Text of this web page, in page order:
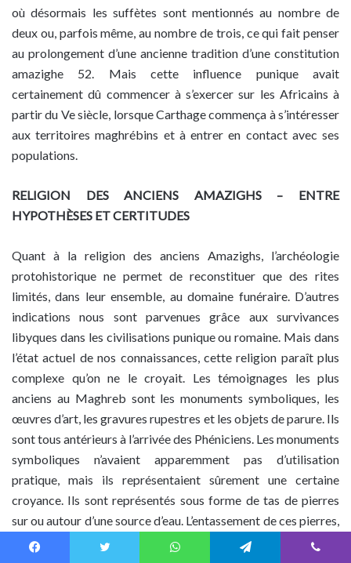
où désormais les suffètes sont mentionnés au nombre de
deux ou, parfois même, au nombre de trois, ce qui fait penser
au prolongement d’une ancienne tradition d’une constitution
amazighe 52. Mais cette influence punique avait
certainement dû commencer à s’exercer sur les Africains à
partir du Ve siècle, lorsque Carthage commença à s’intéresser
aux territoires maghrébins et à entrer en contact avec ses
populations.
RELIGION DES ANCIENS AMAZIGHS – ENTRE
HYPOTHÈSES ET CERTITUDES
Quant à la religion des anciens Amazighs, l’archéologie
protohistorique ne permet de reconstituer que des rites
limités, dans leur ensemble, au domaine funéraire. D’autres
indications nous sont parvenues grâce aux survivances
libyques dans les civilisations punique ou romaine. Mais dans
l’état actuel de nos connaissances, cette religion paraît plus
complexe qu’on ne le croyait. Les témoignages les plus
anciens au Maghreb sont les monuments symboliques, les
œuvres d’art, les gravures rupestres et les objets de parure. Ils
sont tous antérieurs à l’arrivée des Phéniciens. Les monuments
symboliques n’avaient apparemment pas d’utilisation
pratique, mais ils représentaient sûrement une certaine
croyance. Ils sont représentés sous forme de tas de pierres
sur ou autour d’une source d’eau. L’entassement de ces pierres,
soit par dépôt, soit par jet, est une pratique universelle,